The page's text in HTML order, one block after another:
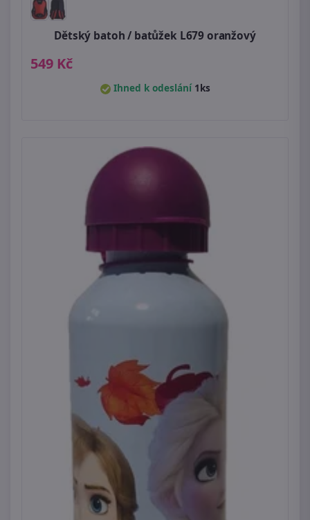
Dětský batoh / batůžek L679 oranžový
549 Kč
Ihned k odeslání 1ks